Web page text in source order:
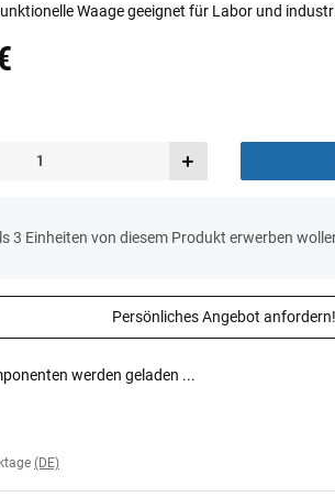
Waage geeignet für Labor und
USt.
3 Einheiten von diesem Produkt erwerben
Persönliches Angebot anfordern!
werden geladen ...
(DE)